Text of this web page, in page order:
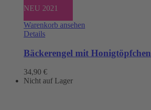
NEU 2021
Warenkorb ansehen
Details
Bäckerengel mit Honigtöpfchen
34,90 €
Nicht auf Lager